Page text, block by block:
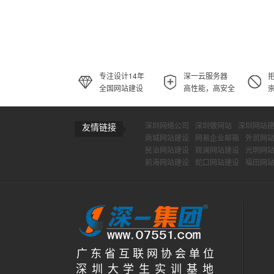
专注设计14年
全国网站建设
深一云服务器
高性能，高安全
友情链接 深圳网络公司 深圳做网站 深圳网站
商城网站建设
网易企业邮箱 外贸网
民治网站建设
观澜网站建设 光明网
前海网站建设
蛇口网站建设 福田网
广 东 省 互 联 网 协 会 单 位
深 圳 大 学 生 实 训 基 地